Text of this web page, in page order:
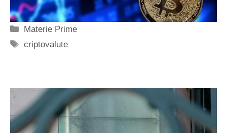
Categorie
Materie Prime
Tag
criptovalute